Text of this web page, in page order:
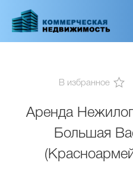
основному
В избранное
Аренда
Большая